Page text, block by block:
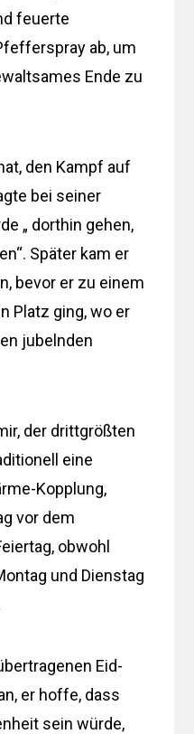
feuerte
ab, um
Ende zu
den Kampf auf
bei seiner
„ dorthin gehen,
Später kam er
bevor er zu einem
Platz ging, wo er
jubelnden
der drittgrößten
eine
Kopplung,
vor dem
obwohl
und Dienstag
Eid-
er hoffe, dass
sein würde,